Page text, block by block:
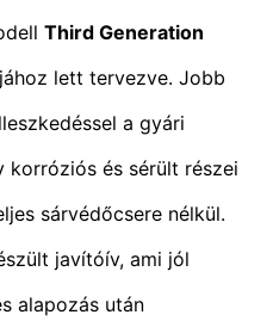
Third Generation
lett tervezve. Jobb
a gyári
és sérült részei
sárvédőcsere nélkül.
javítóív, ami jól
alapozás után